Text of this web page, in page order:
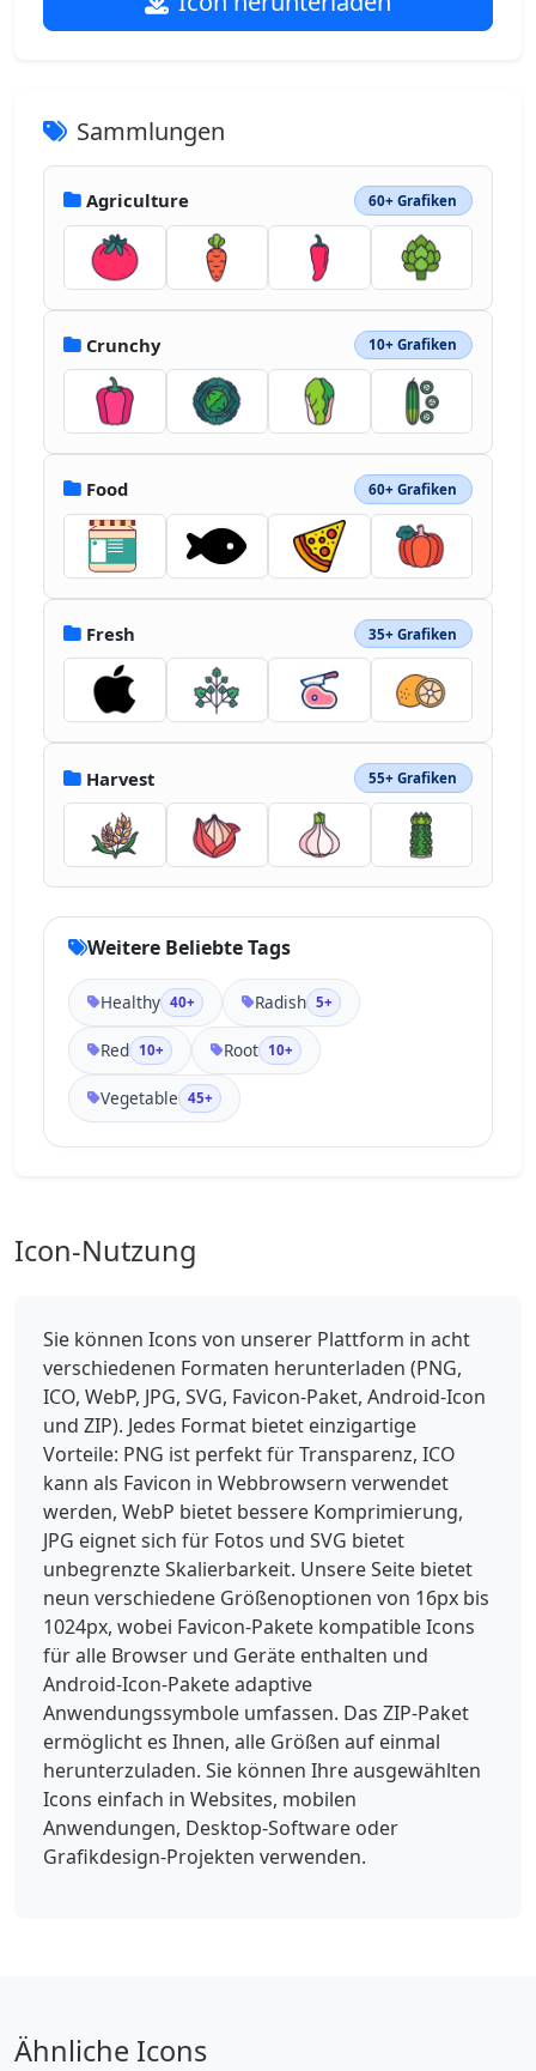
Sammlungen
Agriculture 60+ Grafiken
Crunchy 10+ Grafiken
Food 60+ Grafiken
Fresh 35+ Grafiken
Harvest 55+ Grafiken
Weitere Beliebte Tags
Healthy 40+ Radish 5+
Red 10+ Root 10+
Vegetable 45+
Icon-Nutzung
Sie können Icons von unserer Plattform in acht
verschiedenen Formaten herunterladen (PNG,
ICO, WebP, JPG, SVG, Favicon-Paket, Android-Icon
und ZIP). Jedes Format bietet einzigartige
Vorteile: PNG ist perfekt für Transparenz, ICO
kann als Favicon in Webbrowsern verwendet
werden, WebP bietet bessere Komprimierung,
JPG eignet sich für Fotos und SVG bietet
unbegrenzte Skalierbarkeit. Unsere Seite bietet
neun verschiedene Größenoptionen von 16px bis
1024px, wobei Favicon-Pakete kompatible Icons
für alle Browser und Geräte enthalten und
Android-Icon-Pakete adaptive
Anwendungssymbole umfassen. Das ZIP-Paket
ermöglicht es Ihnen, alle Größen auf einmal
herunterzuladen. Sie können Ihre ausgewählten
Icons einfach in Websites, mobilen
Anwendungen, Desktop-Software oder
Grafikdesign-Projekten verwenden.
Ähnliche Icons